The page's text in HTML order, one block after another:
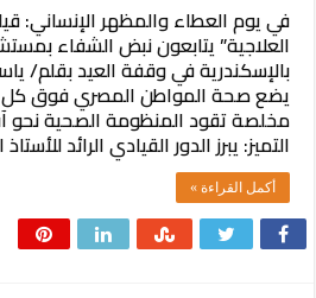
في يوم العطاء والمظهر الإنساني:
العلاجية” يتابعون نبض الشفاء
بالإسكندرية في وقفة العيد بقلم/
يضع صحة المواطن المصري فوق كل
مخلصة تقود المنظومة الصحية
التميز: يبرز الدور القيادي الرائد
أكمل القراءة »